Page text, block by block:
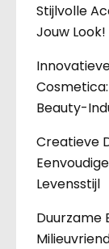
Stijlvolle
Jouw Look!
Beauty-
Creatieve
Levensstijl
Duurzame